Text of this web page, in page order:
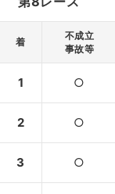
着
不成立
事故等
1 ○
2 ○
3 ○